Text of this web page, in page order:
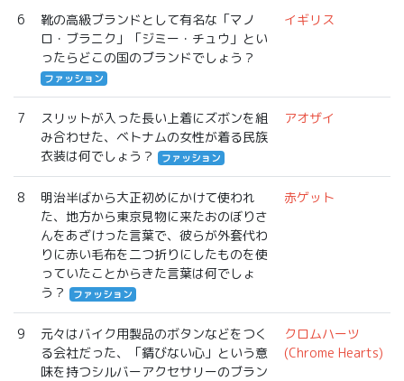
6
靴の高級ブランドとして有名な「マノ
ロ・ブラニク」「ジミー・チュウ」とい
ったらどこの国のブランドでしょう？
ファッション
イギリス
7
スリットが入った長い上着にズボンを組
み合わせた、ベトナムの女性が着る民族
衣装は何でしょう？
ファッション
アオザイ
8
明治半ばから大正初めにかけて使われ
た、地方から東京見物に来たおのぼりさ
んをあざけった言葉で、彼らが外套代わ
りに赤い毛布を二つ折りにしたものを使
っていたことからきた言葉は何でしょ
う？
ファッション
赤ゲット
9
元々はバイク用製品のボタンなどをつく
る会社だった、「錆びない心」という意
味を持つシルバーアクセサリーのブラン
クロムハーツ
(Chrome Hearts)